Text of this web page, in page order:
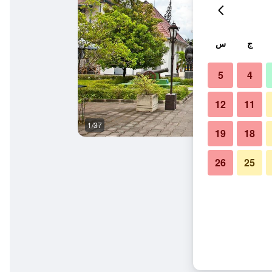
1/37
ج س
4
5
11
12
18
19
25
26